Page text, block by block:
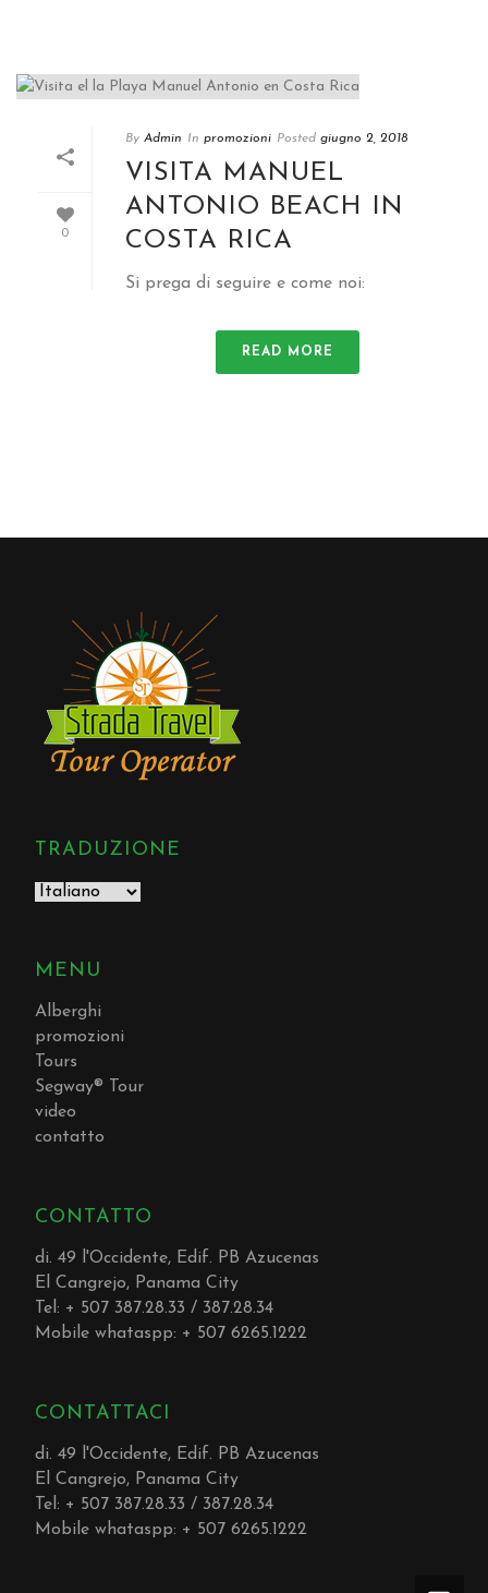
0
By Admin In promozioni Posted giugno 2, 2018
VISITA MANUEL
ANTONIO BEACH IN
COSTA RICA
Si prega di seguire e come noi:
READ MORE
TRADUZIONE
MENU
Alberghi
promozioni
Tours
Segway® Tour
video
contatto
CONTATTO
di. 49 l'Occidente, Edif. PB Azucenas
El Cangrejo, Panama City
Tel: + 507 387.28.33 / 387.28.34
Mobile whataspp: + 507 6265.1222
CONTATTACI
di. 49 l'Occidente, Edif. PB Azucenas
El Cangrejo, Panama City
Tel: + 507 387.28.33 / 387.28.34
Mobile whataspp: + 507 6265.1222